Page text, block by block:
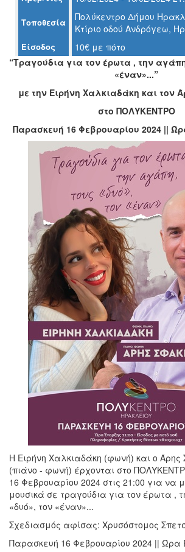
ΑΝΘΕΚΤΙΚΗ
Τοποθεσία
Πολύκεντρο Δήμου
Κτίριο οδού Ανδρόγεω,
Είσοδος
10€ με πότο
“Τραγούδια για τον έρωτα , την
«έναν»...”
με την Ειρήνη Χαλκιαδάκη και τον
στο ΠΟΛΥΚΕΝΤΡΟ
Παρασκευή 16 Φεβρουαρίου 2024 ||
Η Ειρήνη Χαλκιαδάκη (φωνή) και ο Άρης
(πιάνο - φωνή) έρχονται στο
16 Φεβρουαρίου 2024 στις 21:00 για να
μουσικά σε τραγούδια για τον έρωτα ,
«δυό», τον «έναν»...
Σχεδιασμός αφίσας: Χρυσόστομος
Παρασκευή 16 Φεβρουαρίου 2024 || Ώρα